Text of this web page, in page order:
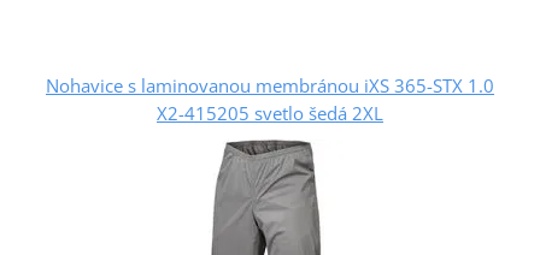
Nohavice s laminovanou membránou iXS 365-STX 1.0
X2-415205 svetlo šedá 2XL